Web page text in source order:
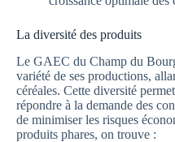
La diversité des produits
Le GAEC du Champ du
variété de ses productions,
céréales. Cette diversité
répondre à la demande des
de minimiser les risques
produits phares, on trouve :